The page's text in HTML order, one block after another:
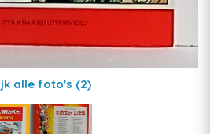
alle foto's (2)